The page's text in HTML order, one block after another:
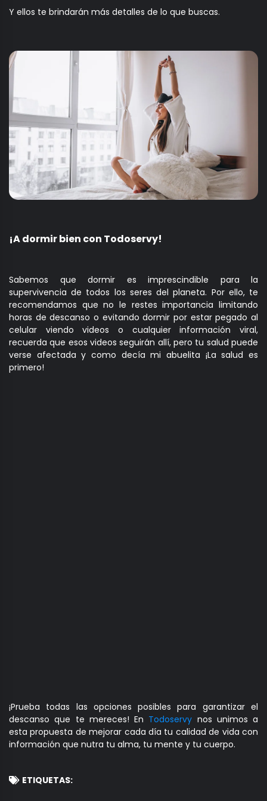
Y ellos te brindarán más detalles de lo que buscas.
¡A dormir bien con Todoservy!
Sabemos que dormir es imprescindible para la
supervivencia de todos los seres del planeta. Por ello, te
recomendamos que no le restes importancia limitando
horas de descanso o evitando dormir por estar pegado al
celular viendo videos o cualquier información viral,
recuerda que esos videos seguirán allí, pero tu salud puede
verse afectada y como decía mi abuelita ¡La salud es
primero!
¡Prueba todas las opciones posibles para garantizar el
descanso que te mereces! En Todoservy nos unimos a
esta propuesta de mejorar cada día tu calidad de vida con
información que nutra tu alma, tu mente y tu cuerpo.
ETIQUETAS: